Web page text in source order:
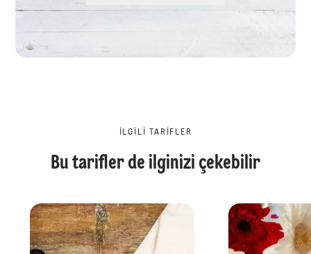
İLGILI TARIFLER
Bu tarifler de ilginizi çekebilir